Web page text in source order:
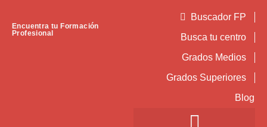
Encuentra tu Formación
Profesional
Buscador FP
Busca tu centro
Grados Medios
Grados Superiores
Blog